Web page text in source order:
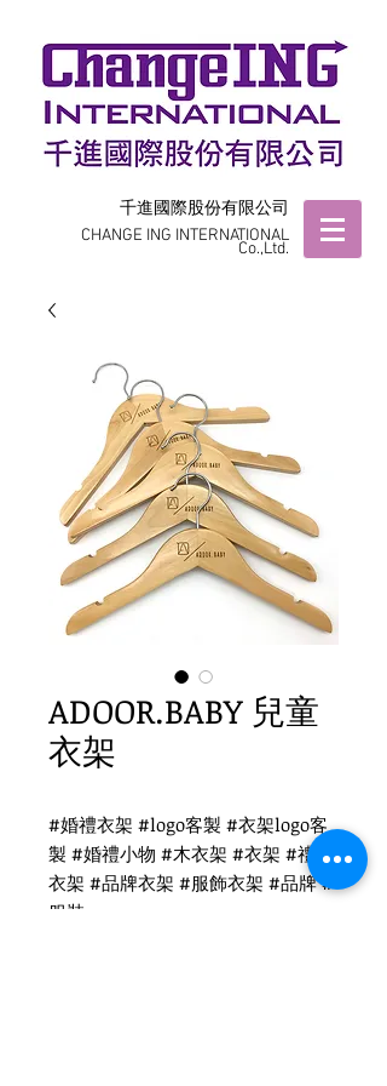
千進國際股份有限公司
CHANGE ING INTERNATIONAL
Co.,Ltd.
ADOOR.BABY 兒童
衣架
#婚禮衣架 #logo客製 #衣架logo客
製 #婚禮小物 #木衣架 #衣架 #禮品
衣架 #品牌衣架 #服飾衣架 #品牌 #
服裝